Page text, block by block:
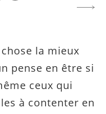
la mieux
pense en être si
ceux qui
à contenter en